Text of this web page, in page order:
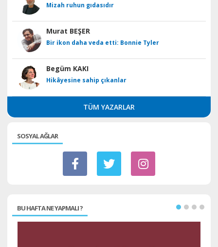
Mizah ruhun gıdasıdır
Murat BEŞER
Bir ikon daha veda etti: Bonnie Tyler
Begüm KAKI
Hikâyesine sahip çıkanlar
TÜM YAZARLAR
SOSYAL AĞLAR
BU HAFTA NE YAPMALI ?